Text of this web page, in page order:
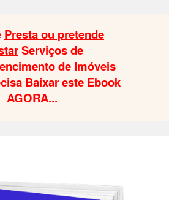
Presta ou pretende
Serviços de
de Imóveis
Baixar este Ebook
AGORA...